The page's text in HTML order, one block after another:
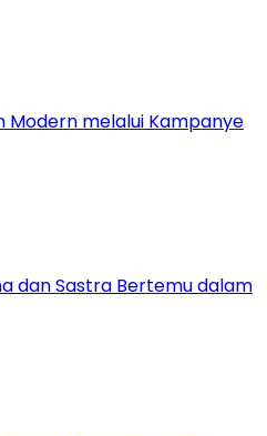
Modern melalui Kampanye
dan Sastra Bertemu dalam